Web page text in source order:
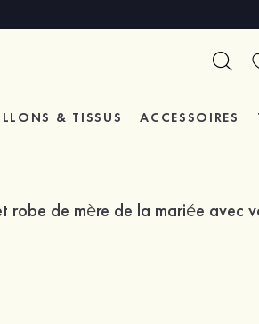
& TISSUS ACCESSOIRES
robe de mère de la mariée avec